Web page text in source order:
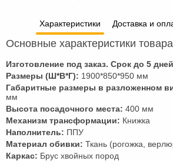
Характеристики Доставка и
Основные характеристики товара
Изготовление под заказ. Срок до 5
Размеры (Ш*В*Г): 1900*850*950 мм
Габаритные размеры в разложенном
мм
Высота посадочного места: 400 мм
Механизм трансформации: Книжка
Наполнитель: ППУ
Материал обивки: Ткань (рогожка,
Каркас: Брус хвойных пород